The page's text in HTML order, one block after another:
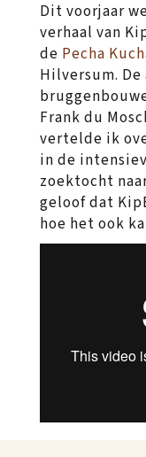
Dit voorjaar
verhaal van
de Pecha
Hilversum. De
Frank du
vertelde ik
in de
zoektocht
geloof dat
hoe het ook